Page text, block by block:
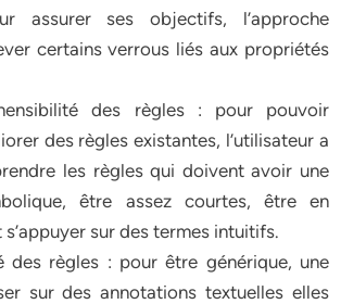
assurer ses objectifs, l’approche
certains verrous liés aux propriétés
des règles : pour pouvoir
des règles existantes, l’utilisateur a
les règles qui doivent avoir une
être assez courtes, être en
sur des termes intuitifs.
règles : pour être générique, une
sur des annotations textuelles elles